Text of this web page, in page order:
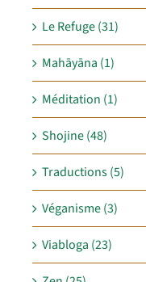
Le Refuge (31)
Mahāyāna (1)
Méditation (1)
Shojine (48)
Traductions (5)
Véganisme (3)
Viabloga (23)